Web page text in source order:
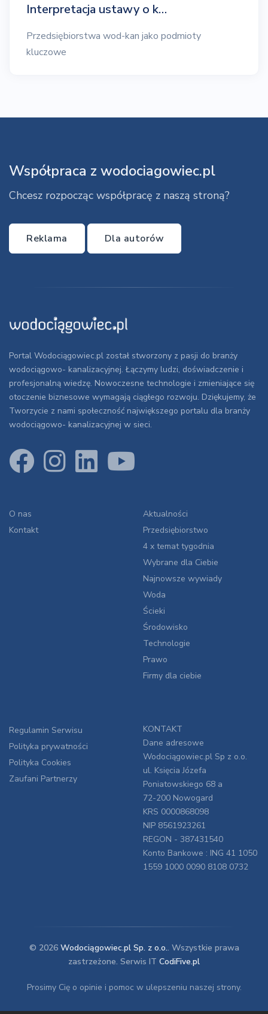
Interpretacja ustawy o k…
Przedsiębiorstwa wod-kan jako podmioty
kluczowe
Współpraca z wodociagowiec.pl
Chcesz rozpocząc współpracę z naszą stroną?
Reklama Dla autorów
Portal Wodociągowiec.pl został stworzony z pasji do branży
wodociągowo- kanalizacyjnej. Łączymy ludzi, doświadczenie i
profesjonalną wiedzę. Nowoczesne technologie i zmieniające się
otoczenie biznesowe wymagają ciągłego rozwoju. Dziękujemy, że
Tworzycie z nami społeczność największego portalu dla branży
wodociągowo- kanalizacyjnej w sieci.
O nas
Kontakt
Aktualności
Przedsiębiorstwo
4 x temat tygodnia
Wybrane dla Ciebie
Najnowsze wywiady
Woda
Ścieki
Środowisko
Technologie
Prawo
Firmy dla ciebie
Regulamin Serwisu
Polityka prywatności
Polityka Cookies
Zaufani Partnerzy
KONTAKT
Dane adresowe
Wodociągowiec.pl Sp z o.o.
ul. Księcia Józefa
Poniatowskiego 68 a
72-200 Nowogard
KRS 0000868098
NIP 8561923261
REGON - 387431540
Konto Bankowe : ING 41 1050
1559 1000 0090 8108 0732
© 2026 Wodociągowiec.pl Sp. z o.o.. Wszystkie prawa
zastrzeżone. Serwis IT CodiFive.pl
Prosimy Cię o opinie i pomoc w ulepszeniu naszej strony.